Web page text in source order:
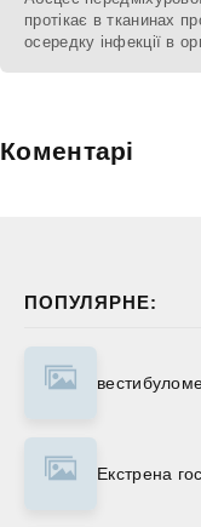
ПОПУЛЯРНЕ:
Екстрена
протікає в тканинах
осередку інфекції в
Коментарі